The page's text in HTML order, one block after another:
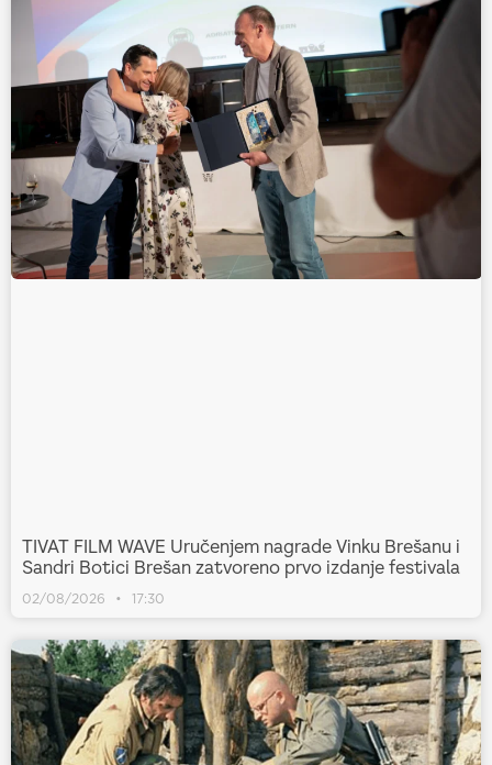
TIVAT FILM WAVE Uručenjem nagrade Vinku Brešanu i
Sandri Botici Brešan zatvoreno prvo izdanje festivala
02/08/2026 17:30